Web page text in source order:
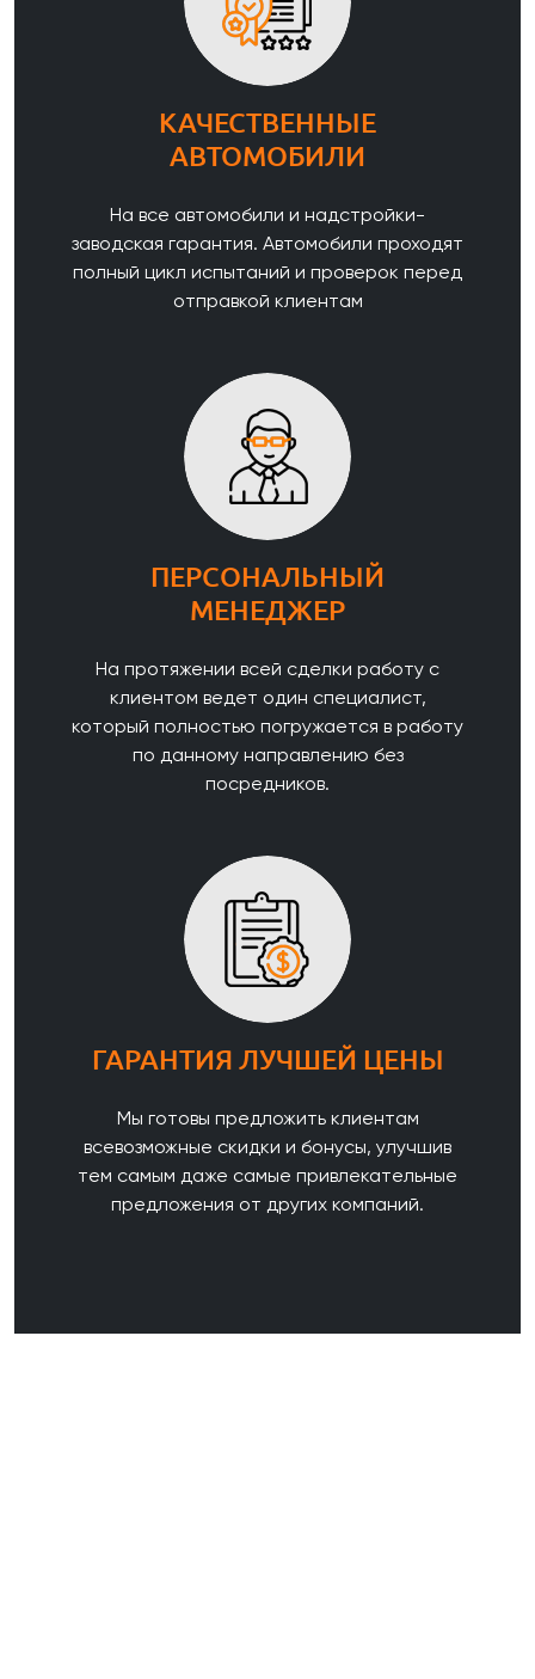
КАЧЕСТВЕННЫЕ
АВТОМОБИЛИ
На все автомобили и надстройки-
заводская гарантия. Автомобили проходят
полный цикл испытаний и проверок перед
отправкой клиентам
ПЕРСОНАЛЬНЫЙ
МЕНЕДЖЕР
На протяжении всей сделки работу с
клиентом ведет один специалист,
который полностью погружается в работу
по данному направлению без
посредников.
ГАРАНТИЯ ЛУЧШЕЙ ЦЕНЫ
Мы готовы предложить клиентам
всевозможные скидки и бонусы, улучшив
тем самым даже самые привлекательные
предложения от других компаний.